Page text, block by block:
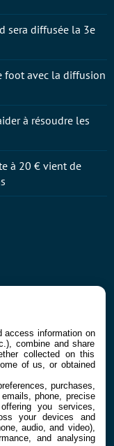
sera diffusée la 3e
foot avec la diffusion
à résoudre les
à 20 € vient de
access information on
combine and share
collected on this
of us, or obtained
purchases,
phone, precise
you services,
your devices and
audio, and video),
and analysing